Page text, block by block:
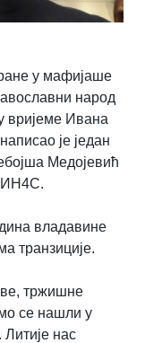
у мафијаше
народ
вријеме Ивана
је један
Медојевић
ИН4С.
владавине
транзиције.
тржишне
се нашли у
нас